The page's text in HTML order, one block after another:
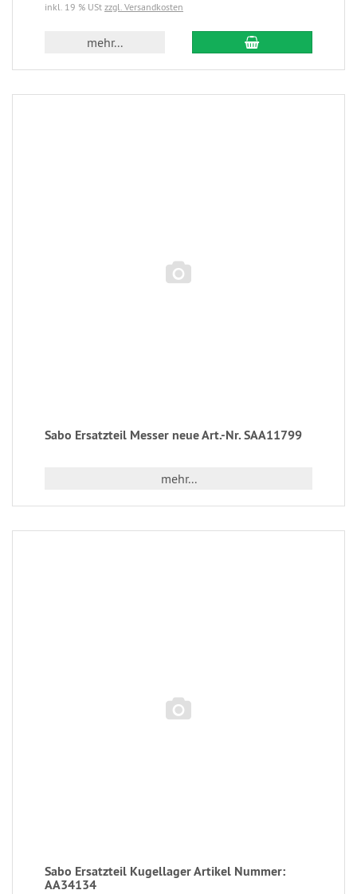
inkl. 19 % USt zzgl. Versandkosten
mehr...
Sabo Ersatzteil Messer neue Art.-Nr. SAA11799
mehr...
Sabo Ersatzteil Kugellager Artikel Nummer:
AA34134